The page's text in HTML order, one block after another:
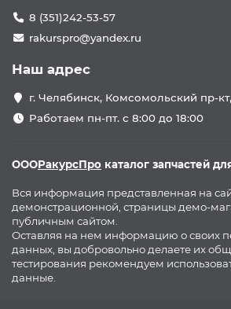
8 (351)242-53-57
rakurspro@yandex.ru
Наш адрес
г. Челябинск, Комсомольский пр-
Работаем пн-пт. с 8:00 до 18:00
ОООРакурсПро каталог запчастей
Вся информация представленная на
демонстрационной, страницы демо-
публичным сайтом.
Оставляя на нем информацию о своих
данных, вы добровольно делаете их
тестирования рекомендуем
данные.